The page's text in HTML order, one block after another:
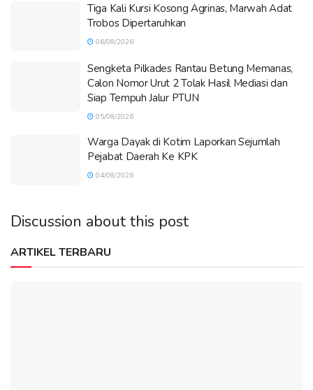
Tiga Kali Kursi Kosong Agrinas, Marwah Adat
Trobos Dipertaruhkan
06/08/2026
Sengketa Pilkades Rantau Betung Memanas,
Calon Nomor Urut 2 Tolak Hasil Mediasi dan
Siap Tempuh Jalur PTUN
05/08/2026
Warga Dayak di Kotim Laporkan Sejumlah
Pejabat Daerah Ke KPK
04/08/2026
Discussion about this post
ARTIKEL TERBARU